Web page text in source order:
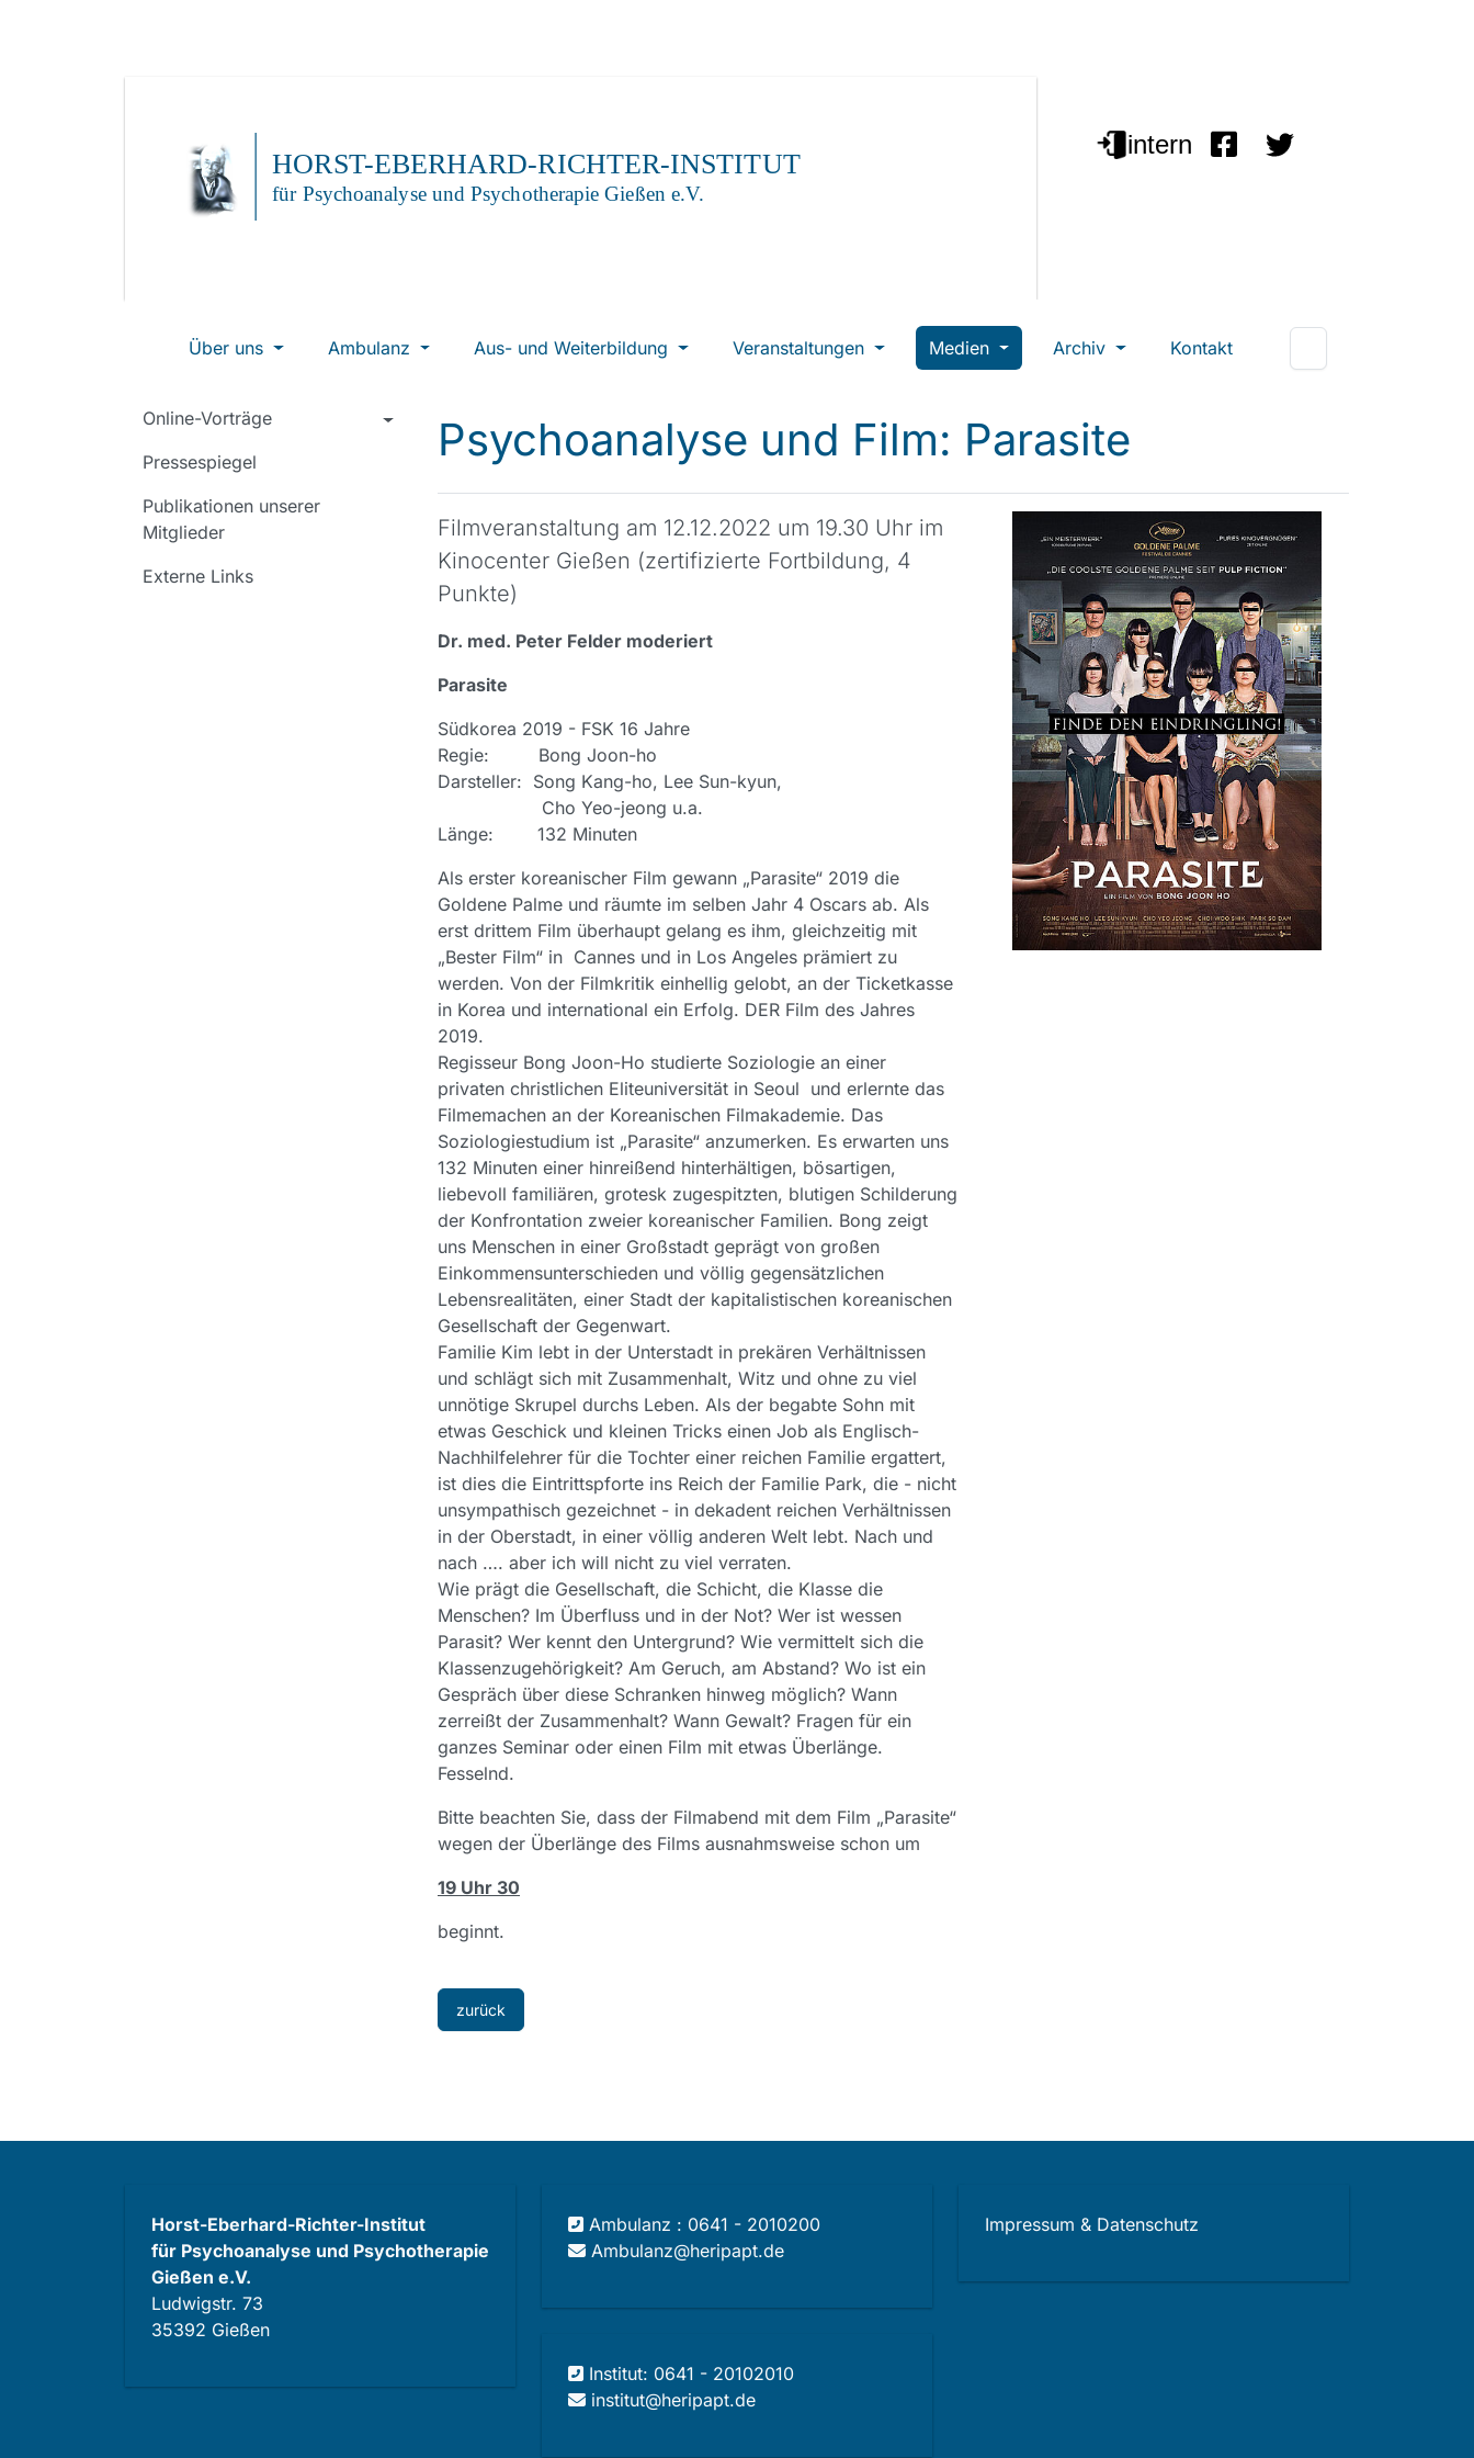
Über uns Ambulanz Aus- und Weiterbildung Veranstaltungen Medien Archiv Kontakt
Online-Vorträge
Pressespiegel
Publikationen unserer
Mitglieder
Externe Links
Psychoanalyse und Film: Parasite
Filmveranstaltung am 12.12.2022 um 19.30 Uhr im
Kinocenter Gießen (zertifizierte Fortbildung, 4
Punkte)
Dr. med. Peter Felder moderiert
Parasite
Südkorea 2019 - FSK 16 Jahre
Regie: Bong Joon-ho
Darsteller: Song Kang-ho, Lee Sun-kyun,
Cho Yeo-jeong u.a.
Länge: 132 Minuten
Als erster koreanischer Film gewann „Parasite“ 2019 die
Goldene Palme und räumte im selben Jahr 4 Oscars ab. Als
erst drittem Film überhaupt gelang es ihm, gleichzeitig mit
„Bester Film“ in Cannes und in Los Angeles prämiert zu
werden. Von der Filmkritik einhellig gelobt, an der Ticketkasse
in Korea und international ein Erfolg. DER Film des Jahres
2019.
Regisseur Bong Joon-Ho studierte Soziologie an einer
privaten christlichen Eliteuniversität in Seoul und erlernte das
Filmemachen an der Koreanischen Filmakademie. Das
Soziologiestudium ist „Parasite“ anzumerken. Es erwarten uns
132 Minuten einer hinreißend hinterhältigen, bösartigen,
liebevoll familiären, grotesk zugespitzten, blutigen Schilderung
der Konfrontation zweier koreanischer Familien. Bong zeigt
uns Menschen in einer Großstadt geprägt von großen
Einkommensunterschieden und völlig gegensätzlichen
Lebensrealitäten, einer Stadt der kapitalistischen koreanischen
Gesellschaft der Gegenwart.
Familie Kim lebt in der Unterstadt in prekären Verhältnissen
und schlägt sich mit Zusammenhalt, Witz und ohne zu viel
unnötige Skrupel durchs Leben. Als der begabte Sohn mit
etwas Geschick und kleinen Tricks einen Job als Englisch-
Nachhilfelehrer für die Tochter einer reichen Familie ergattert,
ist dies die Eintrittspforte ins Reich der Familie Park, die - nicht
unsympathisch gezeichnet - in dekadent reichen Verhältnissen
in der Oberstadt, in einer völlig anderen Welt lebt. Nach und
nach …. aber ich will nicht zu viel verraten.
Wie prägt die Gesellschaft, die Schicht, die Klasse die
Menschen? Im Überfluss und in der Not? Wer ist wessen
Parasit? Wer kennt den Untergrund? Wie vermittelt sich die
Klassenzugehörigkeit? Am Geruch, am Abstand? Wo ist ein
Gespräch über diese Schranken hinweg möglich? Wann
zerreißt der Zusammenhalt? Wann Gewalt? Fragen für ein
ganzes Seminar oder einen Film mit etwas Überlänge.
Fesselnd.
Bitte beachten Sie, dass der Filmabend mit dem Film „Parasite“
wegen der Überlänge des Films ausnahmsweise schon um
19 Uhr 30
beginnt.
zurück
Horst-Eberhard-Richter-Institut
für Psychoanalyse und Psychotherapie
Gießen e.V.
Ludwigstr. 73
35392 Gießen
Ambulanz : 0641 - 2010200
Ambulanz@heripapt.de
Institut: 0641 - 20102010
institut@heripapt.de
Impressum & Datenschutz